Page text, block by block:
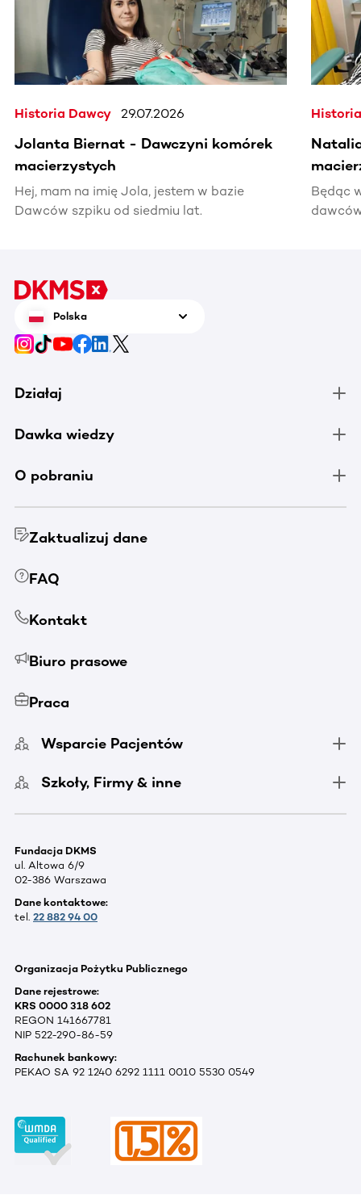
Historia Dawcy 29.07.2026
Jolanta Biernat - Dawczyni komórek
macierzystych
Hej, mam na imię Jola, jestem w bazie
Dawców szpiku od siedmiu lat.
Będąc
Polska
Działaj
Dawka wiedzy
O pobraniu
Zaktualizuj dane
FAQ
Kontakt
Biuro prasowe
Praca
Wsparcie Pacjentów
Szkoły, Firmy & inne
Fundacja DKMS
ul. Altowa 6/9
02-386 Warszawa
Dane kontaktowe:
tel. 22 882 94 00
Organizacja Pożytku Publicznego
Dane rejestrowe:
KRS 0000 318 602
REGON 141667781
NIP 522-290-86-59
Rachunek bankowy:
PEKAO SA 92 1240 6292 1111 0010 5530 0549